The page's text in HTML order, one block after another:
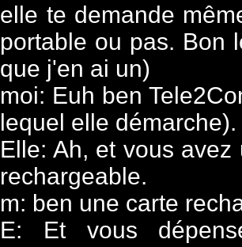
elle te demande
portable ou pas. Bon
que j'en ai un)
moi: Euh ben
lequel elle démarche).
Elle: Ah, et vous
rechargeable.
m: ben une carte
E: Et vous